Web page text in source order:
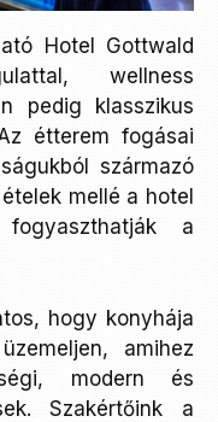
Hotel Gottwald
wellness
pedig klasszikus
étterem fogásai
származó
mellé a hotel
a
hogy konyhája
amihez
modern és
Szakértőink a